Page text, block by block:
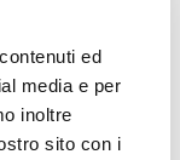
ed
media e per
inoltre
sito con i